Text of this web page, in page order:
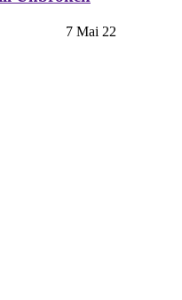
7 Mai 22